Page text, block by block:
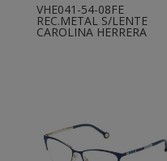
VHE041-54-08FE
REC.METAL S/LENTE
CAROLINA HERRERA